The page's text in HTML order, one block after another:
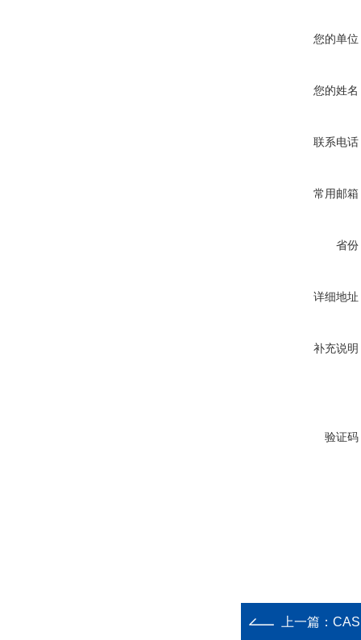
您的单位
您的姓名
联系电话
常用邮箱
省份
详细地址
补充说明
验证码
上一篇：